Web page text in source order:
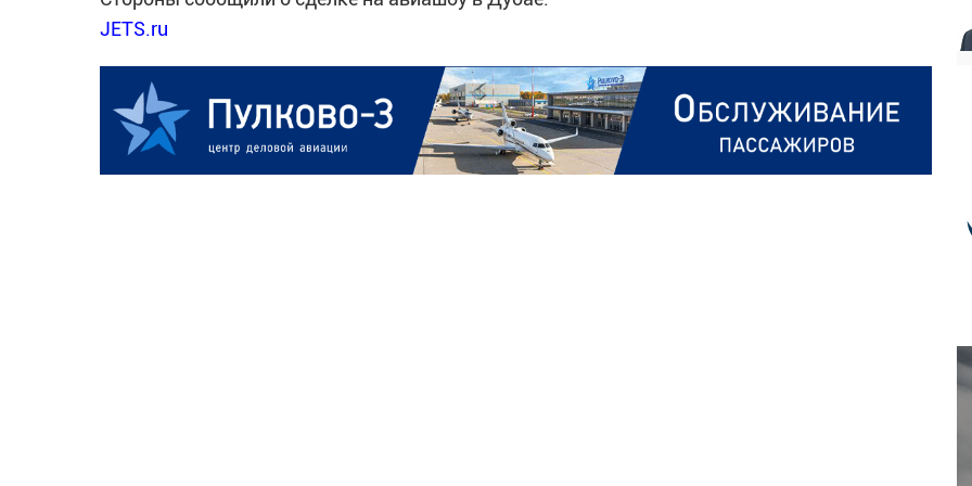
JETS.ru